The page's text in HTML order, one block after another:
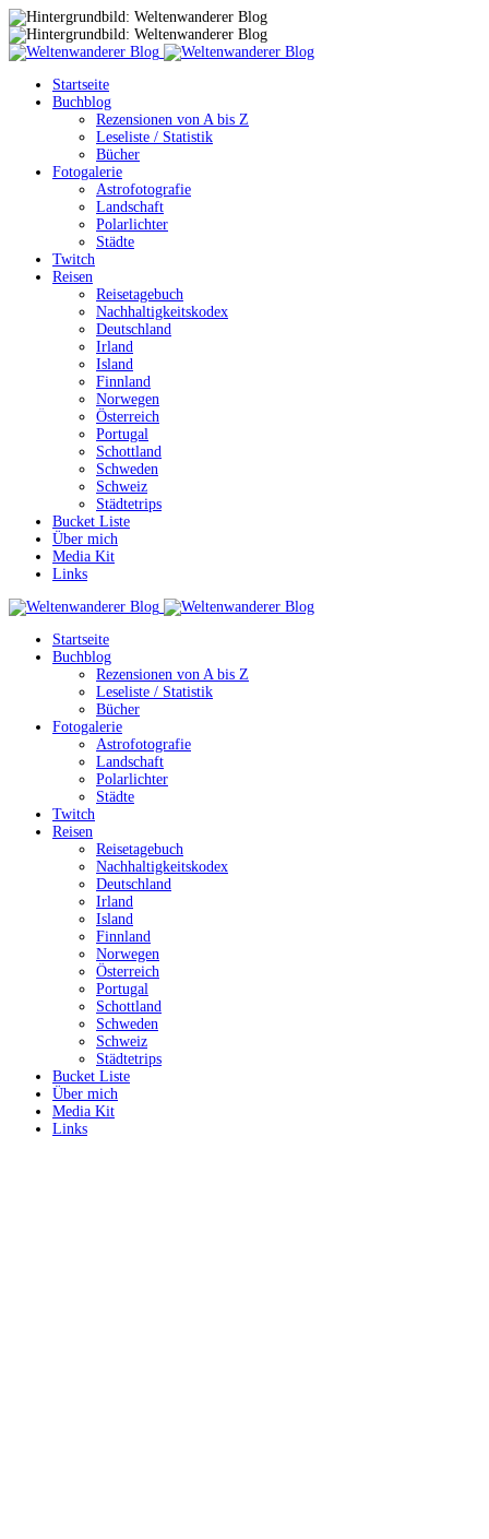
Startseite
Buchblog
Rezensionen von A bis Z
Leseliste / Statistik
Bücher
Fotogalerie
Astrofotografie
Landschaft
Polarlichter
Städte
Twitch
Reisen
Reisetagebuch
Nachhaltigkeitskodex
Deutschland
Irland
Island
Finnland
Norwegen
Österreich
Portugal
Schottland
Schweden
Schweiz
Städtetrips
Bucket Liste
Über mich
Media Kit
Links
Startseite
Buchblog
Rezensionen von A bis Z
Leseliste / Statistik
Bücher
Fotogalerie
Astrofotografie
Landschaft
Polarlichter
Städte
Twitch
Reisen
Reisetagebuch
Nachhaltigkeitskodex
Deutschland
Irland
Island
Finnland
Norwegen
Österreich
Portugal
Schottland
Schweden
Schweiz
Städtetrips
Bucket Liste
Über mich
Media Kit
Links